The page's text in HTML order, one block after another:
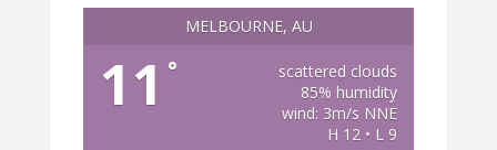
MELBOURNE, AU
11 °
scattered clouds
85% humidity
wind: 3m/s NNE
H 12 • L 9